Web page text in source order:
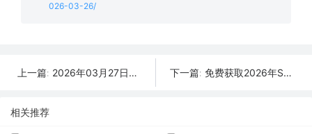
026-03-26/
上一篇: 2026年03月27日更新：48条SSR/V2Ray/Clash可用免费节点 下一篇: 免费获取2026年SSR/V2Ray/Clash节点 | 03月18日可用
相关推荐